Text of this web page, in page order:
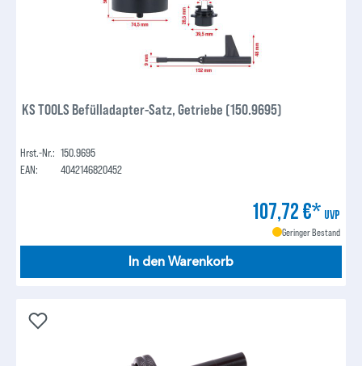
KS TOOLS Befülladapter-Satz, Getriebe (150.9695)
Hrst.-Nr.: 150.9695
EAN:
4042146820452
107,72 €* UVP
Geringer Bestand
In den Warenkorb